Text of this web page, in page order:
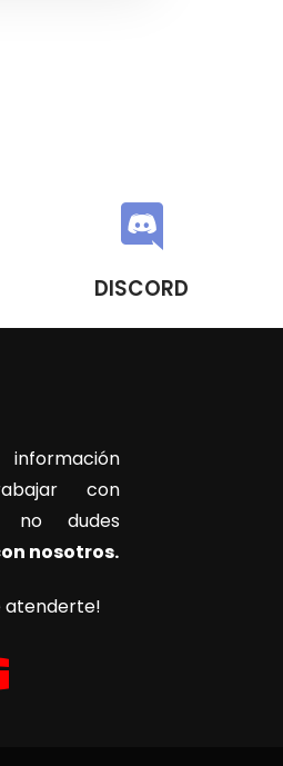
DISCORD
con
no dudes
nosotros.
atenderte!